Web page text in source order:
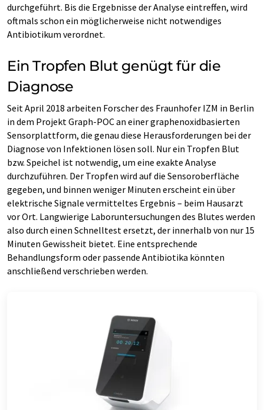
durchgeführt. Bis die Ergebnisse der Analyse eintreffen, wird
oftmals schon ein möglicherweise nicht notwendiges
Antibiotikum verordnet.
Ein Tropfen Blut genügt für die
Diagnose
Seit April 2018 arbeiten Forscher des Fraunhofer IZM in Berlin
in dem Projekt Graph-POC an einer graphenoxidbasierten
Sensorplattform, die genau diese Herausforderungen bei der
Diagnose von Infektionen lösen soll. Nur ein Tropfen Blut
bzw. Speichel ist notwendig, um eine exakte Analyse
durchzuführen. Der Tropfen wird auf die Sensoroberfläche
gegeben, und binnen weniger Minuten erscheint ein über
elektrische Signale vermitteltes Ergebnis – beim Hausarzt
vor Ort. Langwierige Laboruntersuchungen des Blutes werden
also durch einen Schnelltest ersetzt, der innerhalb von nur 15
Minuten Gewissheit bietet. Eine entsprechende
Behandlungsform oder passende Antibiotika könnten
anschließend verschrieben werden.